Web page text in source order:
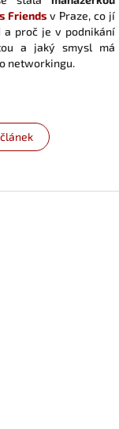
Friends v Praze, co jí
proč je v podnikání
a jaký smysl má
networkingu.